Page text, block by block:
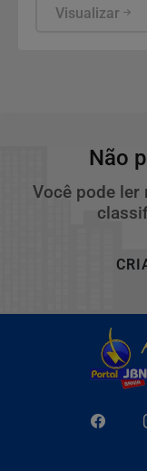
recursos
Visualizar
Não
Você pode ler